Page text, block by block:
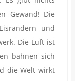
Gewand! Die
und
Die Luft ist
bahnen sich
die Welt wirkt